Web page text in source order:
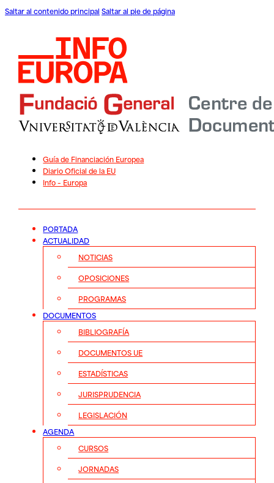
Saltar al contenido principal Saltar al pie de página
Guía de Financiación Europea
Diario Oficial de la EU
Info – Europa
PORTADA
ACTUALIDAD
NOTICIAS
OPOSICIONES
PROGRAMAS
DOCUMENTOS
BIBLIOGRAFÍA
DOCUMENTOS UE
ESTADÍSTICAS
JURISPRUDENCIA
LEGISLACIÓN
AGENDA
CURSOS
JORNADAS